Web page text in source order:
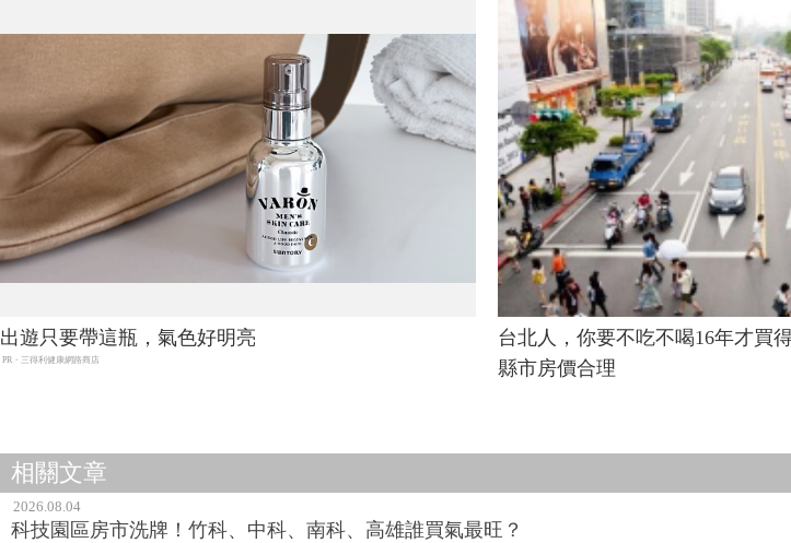
出遊只要帶這瓶，氣色好明亮
PR・三得利健康網路商店
台北人，你要不吃不喝16年才買
縣市房價合理
相關文章
2026.08.04
科技園區房市洗牌！竹科、中科、南科、高雄誰買氣最旺？